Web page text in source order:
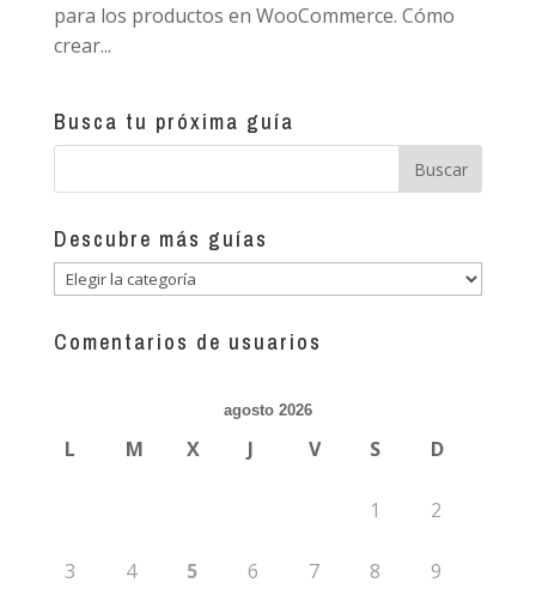
para los productos en WooCommerce. Cómo
crear...
Busca tu próxima guía
Descubre más guías
Descubre
guías
Comentarios de usuarios
agosto 2026
L M X J V S D
1 2
3 4 5 6 7 8 9